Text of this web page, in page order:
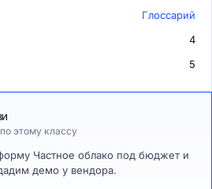
Глоссарий
4
5
этому классу
Частное облако под бюджет и
демо у вендора.